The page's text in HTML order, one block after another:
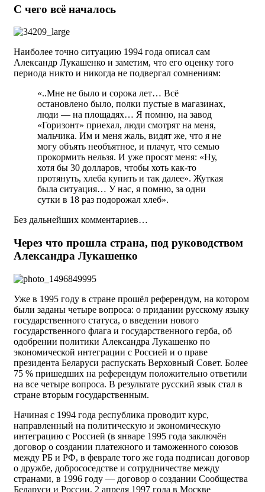
С чего всё началось
Наиболее точно ситуацию 1994 года описал сам
Александр Лукашенко и заметим, что его оценку того
периода никто и никогда не подвергал сомнениям:
«..Мне не было и сорока лет… Всё
остановлено было, полки пустые в магазинах,
люди — на площадях… Я помню, на завод
«Горизонт» приехал, люди смотрят на меня,
мальчика. Им и меня жаль, видят же, что я не
могу объять необъятное, и плачут, что семью
прокормить нельзя. И уже просят меня: «Ну,
хотя бы 30 долларов, чтобы хоть как-то
протянуть, хлеба купить и так далее». Жуткая
была ситуация… У нас, я помню, за одни
сутки в 18 раз подорожал хлеб».
Без дальнейших комментариев…
Через что прошла страна, под руководством
Александра Лукашенко
Уже в 1995 году в стране прошёл референдум, на котором
были заданы четыре вопроса: о придании русскому языку
государственного статуса, о введении нового
государственного флага и государственного герба, об
одобрении политики Александра Лукашенко по
экономической интеграции с Россией и о праве
президента Беларуси распускать Верховный Совет. Более
75 % пришедших на референдум положительно ответили
на все четыре вопроса. В результате русский язык стал в
стране вторым государственным.
Начиная с 1994 года республика проводит курс,
направленный на политическую и экономическую
интеграцию с Россией (в январе 1995 года заключён
договор о создании платежного и таможенного союзов
между РБ и РФ, в феврале того же года подписан договор
о дружбе, добрососедстве и сотрудничестве между
странами, в 1996 году — договор о создании Сообщества
Беларуси и России, 2 апреля 1997 года в Москве